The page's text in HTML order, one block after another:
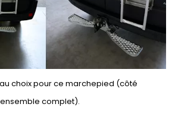
choix pour ce marchepied (côté
complet).